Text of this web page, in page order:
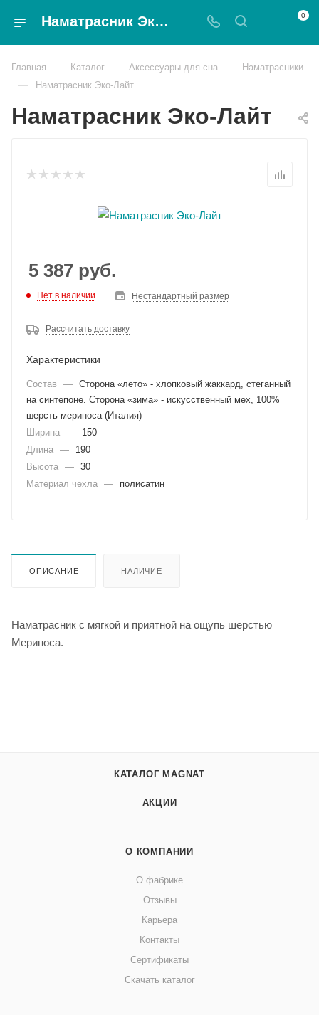
Наматрасник Эко-Лайт - Magnat 0
Главная — Каталог — Аксессуары для сна — Наматрасники
— Наматрасник Эко-Лайт
Наматрасник Эко-Лайт
5 387 руб.
Нет в наличии Нестандартный размер
Рассчитать доставку
Характеристики
Состав — Сторона «лето» - хлопковый жаккард, стеганный
на синтепоне. Сторона «зима» - искусственный мех, 100%
шерсть мериноса (Италия)
Ширина —
150
Длина —
190
Высота — 30
Материал чехла — полисатин
ОПИСАНИЕ НАЛИЧИЕ
Наматрасник с мягкой и приятной на ощупь шерстью
Мериноса.
КАТАЛОГ MAGNAT
АКЦИИ
О КОМПАНИИ
О фабрике
Отзывы
Карьера
Контакты
Сертификаты
Скачать каталог